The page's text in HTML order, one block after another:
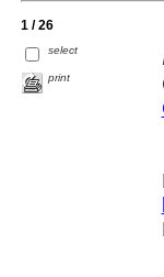
1 / 26
select
print